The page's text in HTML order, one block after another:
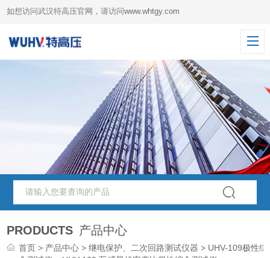
如想访问武汉特高压官网，请访问www.whtgy.com
PRODUCTS 产品中心
首页 > 产品中心 >继电保护、二次回路测试仪器 > UHV-109极性综